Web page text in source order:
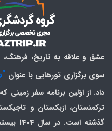
عشق و علاقه به تاریخ، فرهنگ،
سوی برگزاری تورهایی با عنوان
داد. از اوّلین برنامه سفر
ترکمنستان، ازبکستان و
گذشته